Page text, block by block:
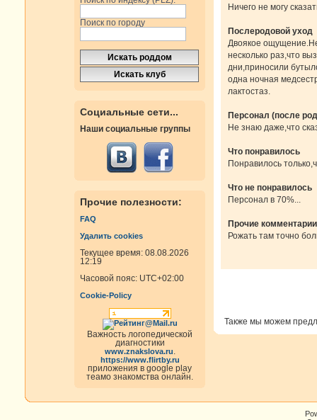
Поиск по городу
Социальные сети...
Наши социальные группы
Прочие полезности:
FAQ
Удалить cookies
Текущее время: 08.08.2026
12:19
Часовой пояс: UTC+02:00
Cookie-Policy
Важность логопедической
диагностики
www.znakslova.ru.
https://www.flirtby.ru
приложения в google play
теамо знакомства онлайн.
Ничего не могу
Послеродовой уход
Двоякое
несколько раз,что
дни,приносили
одна ночная
лактостаз.
Персонал (после
Не знаю даже,что
Что понравилось
Понравилось
Что не понравилось
Персонал в 70%...
Прочие комментарии
Рожать там точно
Также мы можем